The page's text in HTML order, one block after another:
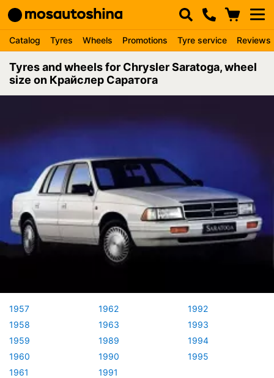
Catalog Tyres Wheels Promotions Tyre service Reviews
Tyres and wheels for Chrysler Saratoga, wheel
size on Крайслер Саратога
1957
1958
1959
1960
1961
1962
1963
1989
1990
1991
1992
1993
1994
1995